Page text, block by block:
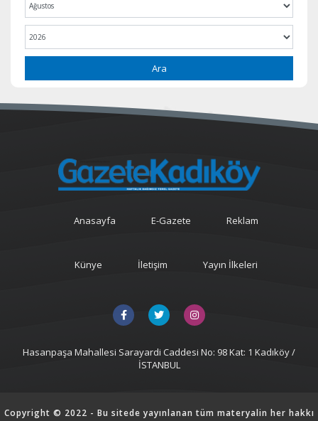
Ara
Anasayfa E-Gazete Reklam
Künye İletişim Yayın İlkeleri
Hasanpaşa Mahallesi Sarayardi Caddesi No: 98 Kat: 1 Kadıköy /
İSTANBUL
Copyright © 2022 - Bu sitede yayınlanan tüm materyalin her hakkı